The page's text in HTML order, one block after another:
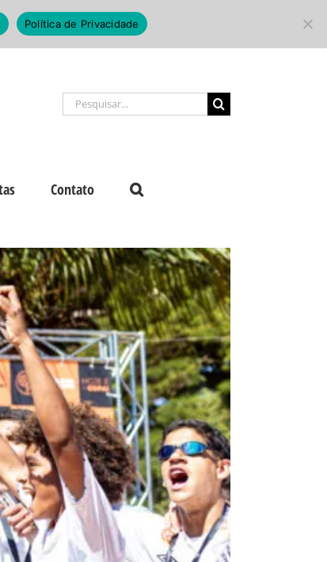
Buscar
resultados
Contato
Política de Privacidade